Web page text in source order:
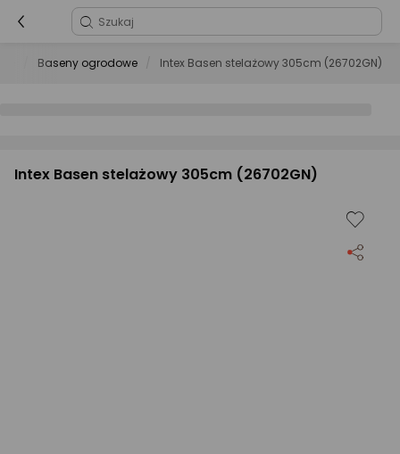
Baseny ogrodowe Intex Basen stelażowy 305cm (26702GN)
Intex Basen stelażowy 305cm (26702GN)